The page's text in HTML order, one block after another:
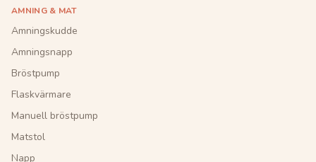
AMNING & MAT
Amningskudde
Amningsnapp
Bröstpump
Flaskvärmare
Manuell bröstpump
Matstol
Napp